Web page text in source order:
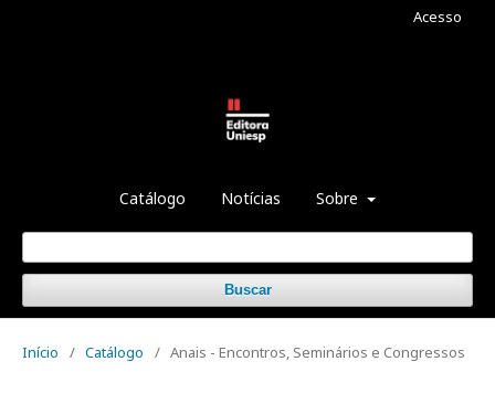
Catálogo Notícias Sobre
Buscar
Acesso
Início / Catálogo / Anais - Encontros, Seminários e Congressos